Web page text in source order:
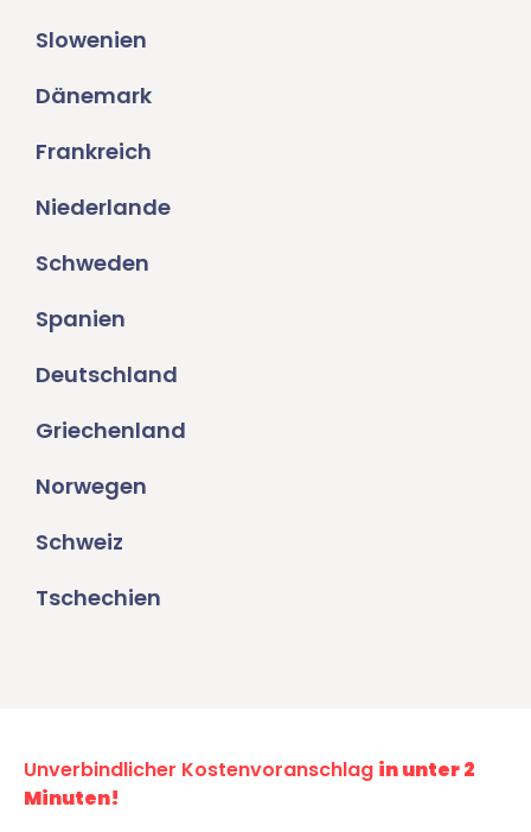
Slowenien
Dänemark
Frankreich
Niederlande
Schweden
Spanien
Deutschland
Griechenland
Norwegen
Schweiz
Tschechien
Unverbindlicher Kostenvoranschlag in unter 2
Minuten!